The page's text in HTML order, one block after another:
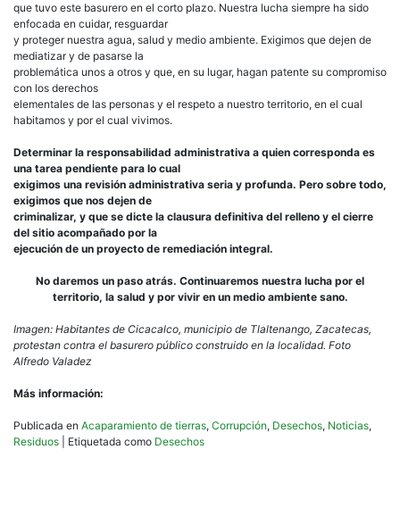
que tuvo este basurero en el corto plazo. Nuestra lucha siempre ha sido
enfocada en cuidar, resguardar
y proteger nuestra agua, salud y medio ambiente. Exigimos que dejen de
mediatizar y de pasarse la
problemática unos a otros y que, en su lugar, hagan patente su compromiso
con los derechos
elementales de las personas y el respeto a nuestro territorio, en el cual
habitamos y por el cual vivimos.
Determinar la responsabilidad administrativa a quien corresponda es
una tarea pendiente para lo cual
exigimos una revisión administrativa seria y profunda. Pero sobre todo,
exigimos que nos dejen de
criminalizar, y que se dicte la clausura definitiva del relleno y el cierre
del sitio acompañado por la
ejecución de un proyecto de remediación integral.
No daremos un paso atrás. Continuaremos nuestra lucha por el
territorio, la salud y por vivir en un medio ambiente sano.
Imagen: Habitantes de Cicacalco, municipio de Tlaltenango, Zacatecas,
protestan contra el basurero público construido en la localidad. Foto
Alfredo Valadez
Más información:
Publicada en Acaparamiento de tierras, Corrupción, Desechos, Noticias,
Residuos
Etiquetada como Desechos